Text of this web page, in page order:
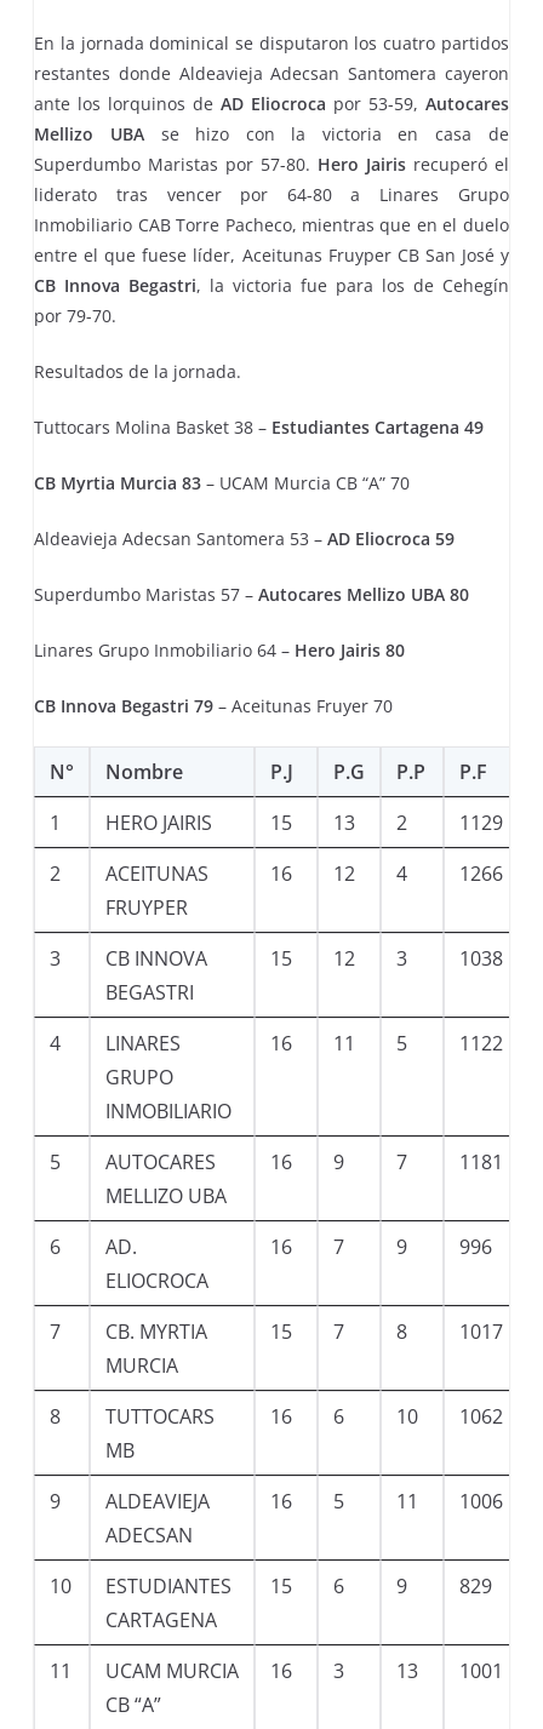
En la jornada dominical se disputaron los cuatro partidos
restantes donde Aldeavieja Adecsan Santomera cayeron
ante los lorquinos de AD Eliocroca por 53-59, Autocares
Mellizo UBA se hizo con la victoria en casa de
Superdumbo Maristas por 57-80. Hero Jairisrecuperó el
liderato tras vencer por 64-80 a Linares Grupo
Inmobiliario CAB Torre Pacheco, mientras que en el duelo
entre el que fuese líder, Aceitunas Fruyper CB San José y
CB Innova Begastri, la victoria fue para los de Cehegín
por 79-70.
Resultados de la jornada.
Tuttocars Molina Basket 38 – Estudiantes Cartagena 49
CB Myrtia Murcia 83 – UCAM Murcia CB “A” 70
Aldeavieja Adecsan Santomera 53 –AD Eliocroca 59
Superdumbo Maristas 57 –Autocares Mellizo UBA 80
Linares Grupo Inmobiliario 64 – Hero Jairis 80
CB Innova Begastri 79 – Aceitunas Fruyer 70
N° Nombre P.J P.G P.P P.F
1
HERO JAIRIS 15 13 2 1129
2
ACEITUNAS
FRUYPER
16 12 4 1266
3
CB INNOVA
BEGASTRI
15 12 3 1038
4
LINARES
GRUPO
INMOBILIARIO
16 11 5 1122
5
AUTOCARES
MELLIZO UBA
16 9 7 1181
6
AD.
ELIOCROCA
16 7 9 996
7
CB. MYRTIA
MURCIA
15 7 8 1017
8
TUTTOCARS
MB
16 6 10 1062
9
ALDEAVIEJA
ADECSAN
16 5 11 1006
10
ESTUDIANTES
CARTAGENA
15 6 9 829
11
UCAM MURCIA
CB “A”
16 3 13 1001